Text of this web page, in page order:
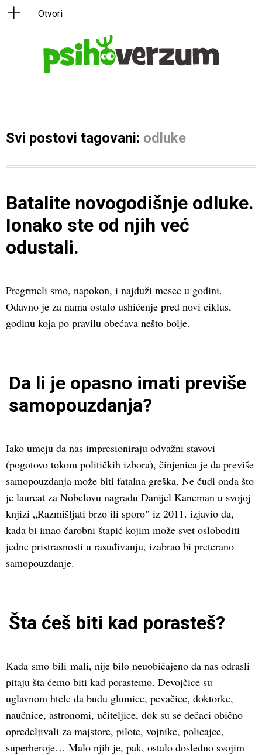
Svi postovi tagovani: odluke
Batalite novogodišnje odluke.
Ionako ste od njih već
odustali.
Pregrmeli smo, napokon, i najduži mesec u godini.
Odavno je za nama ostalo ushićenje pred novi ciklus,
godinu koja po pravilu obećava nešto bolje.
Da li je opasno imati previše
samopouzdanja?
Iako umeju da nas impresioniraju odvažni stavovi
(pogotovo tokom političkih izbora), činjenica je da previše
samopouzdanja može biti fatalna greška. Ne čudi onda što
je laureat za Nobelovu nagradu Danijel Kaneman u svojoj
knjizi „Razmišljati brzo ili sporoˮ iz 2011. izjavio da,
kada bi imao čarobni štapić kojim može svet osloboditi
jedne pristrasnosti u rasuđivanju, izabrao bi preterano
samopouzdanje.
Šta ćeš biti kad porasteš?
Kada smo bili mali, nije bilo neuobičajeno da nas odrasli
pitaju šta ćemo biti kad porastemo. Devojčice su
uglavnom htele da budu glumice, pevačice, doktorke,
naučnice, astronomi, učiteljice, dok su se dečaci obično
opredeljivali za majstore, pilote, vojnike, policajce,
superheroje… Malo njih je, pak, ostalo dosledno svojim